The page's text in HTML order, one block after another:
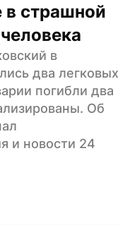
в страшной
в
два легковых
погибли два
Об
и новости 24